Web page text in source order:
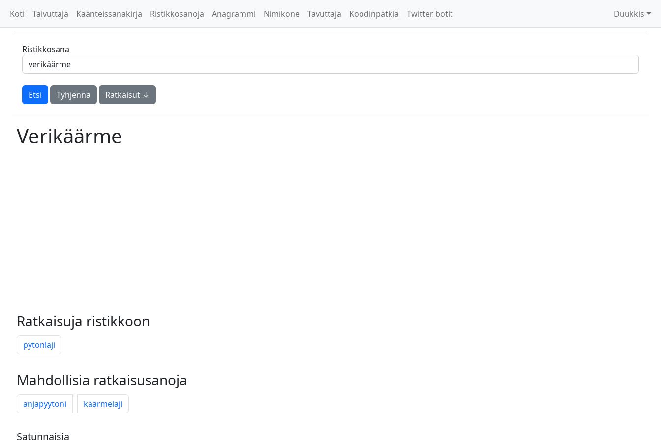
Koti Taivuttaja Käänteissanakirja Ristikkosanoja Anagrammi Nimikone Tavuttaja Koodinpätkiä Twitter botit Duukkis
Ristikkosana
Tyhjennä Ratkaisut ↓
Verikäärme
Ratkaisuja ristikkoon
pytonlaji
Mahdollisia ratkaisusanoja
anjapyytoni käärmelaji
Satunnaisia